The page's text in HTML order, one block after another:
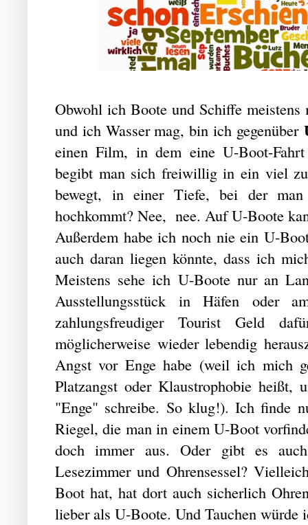
Obwohl ich Boote und Schiffe
und ich Wasser mag, bin ich gegenüber
einen Film, in dem eine U-Boot-
begibt man sich freiwillig in ein viel
bewegt, in einer Tiefe, bei der
hochkommt? Nee, nee. Auf U-Boote
Außerdem habe ich noch nie ein U-
auch daran liegen könnte, dass ich
Meistens sehe ich U-Boote nur an
Ausstellungsstück in Häfen oder
zahlungsfreudiger Tourist Geld
möglicherweise wieder lebendig
Angst vor Enge habe (weil ich mich
Platzangst oder Klaustrophobie heißt,
"Enge" schreibe. So klug!). Ich finde
Riegel, die man in einem U-Boot
doch immer aus. Oder gibt es
Lesezimmer und Ohrensessel?
Boot hat, hat dort auch sicherlich
lieber als U-Boote. Und Tauchen